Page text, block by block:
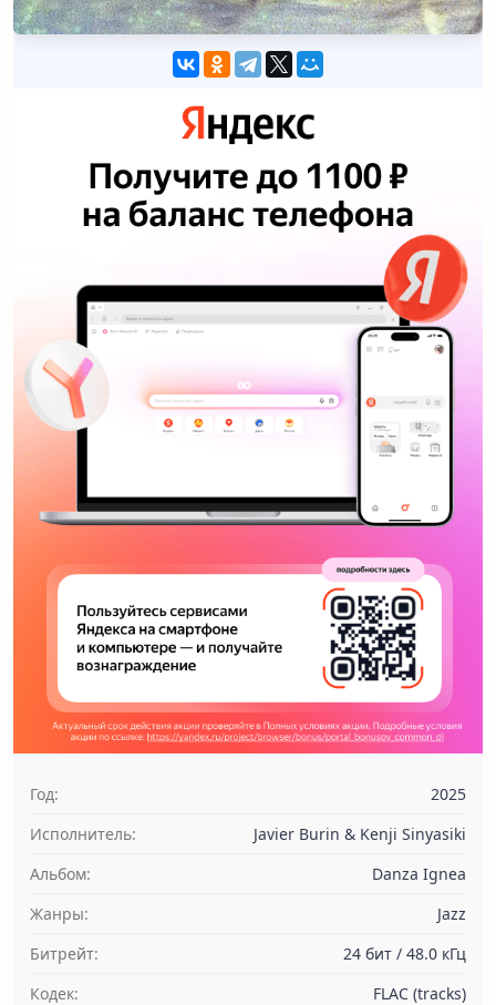
Год:
2025
Исполнитель:
Javier Burin & Kenji Sinyasiki
Альбом:
Danza Ignea
Жанры:
Jazz
Битрейт:
24 бит / 48.0 кГц
Кодек:
FLAC (tracks)